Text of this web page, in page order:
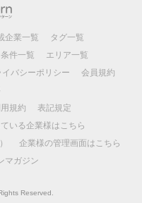
企業一覧
タグ一覧
件一覧
エリア一覧
イバシーポリシー
会員規約
規約
表記規定
いる企業様はこちら
企業様の管理画面はこちら
マガジン
Reserved.